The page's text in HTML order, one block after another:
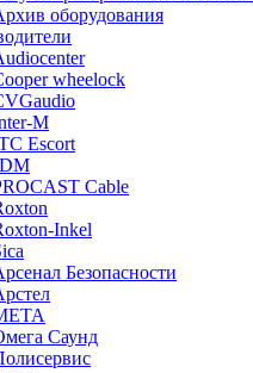
оборудования
wheelock
M
Escort
Cable
Inkel
Безопасности
Саунд